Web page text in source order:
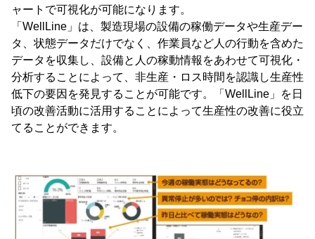
ャートで可視化が可能になります。
「WellLine」は、製造現場の設備の稼働データや生産デー
タ、状態データだけでなく、作業員など人の行動を含めた
データを収集し、設備と人の稼動情報をあわせて可視化・
分析することによって、非生産・ロス時間を認識し生産性
低下の要因を発見することが可能です。「WellLine」を日
頃の改善活動に活用することによって生産性の改善に役立
てることができます。